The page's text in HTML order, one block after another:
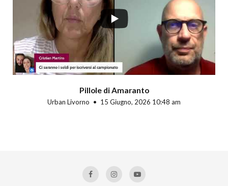
Pillole di Amaranto
Urban Livorno 15 Giugno, 2026 10:48 am